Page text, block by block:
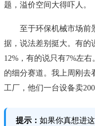
题，溢价空间大得吓人。
至于环保机械市场前
据，说法差别挺大。有的
12%，有的说只有7%左
的细分赛道。我上周刚去
工厂，他们一台设备卖
提示： 如果你真想进